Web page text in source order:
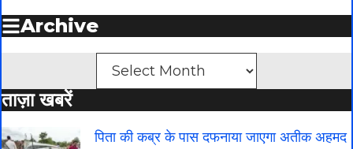
Archive
ताज़ा खबरें
पिता की कब्र के पास दफनाया जाएगा अतीक अहमद